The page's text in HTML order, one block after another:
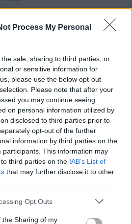
Process My Personal
sale, sharing to third parties, or
or sensitive information for
please use the below opt-out
Please note that after your
you may continue seeing
on personal information utilized by
disclosed to third parties prior to
opt-out of the further
information by third parties on the
participants. This information may
third parties on the IAB’s List of
that may further disclose it to other
Opt Outs
the Sharing of my